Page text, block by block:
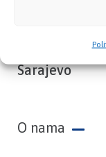
Zavod
Sarajevo
O nama